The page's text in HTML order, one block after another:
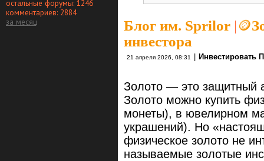
остальные форумы: 1246
комментариев: 2884
за месяц
Блог им. Sprilor |
инвестора
21 апреля 2026, 08:31 Инвестировать
Золото — это защитный
Золото можно купить
монеты), в ювелирном
украшений). Но
физическое золото не
называемые золотые